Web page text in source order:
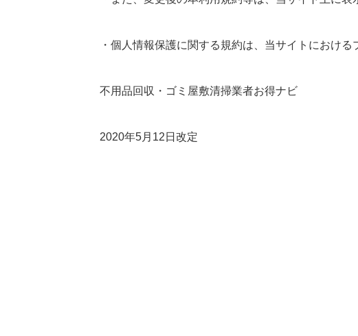
・個人情報保護に関する規約は、当サイトにおけ
不用品回収・ゴミ屋敷清掃業者お得ナビ
2020年5月12日改定